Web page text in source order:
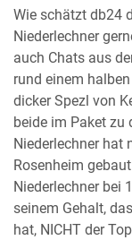
Wie schätzt db24
Niederlechner
auch Chats aus
rund einem
dicker Spezl von
beide im Paket zu
Niederlechner hat
Rosenheim
Niederlechner bei
seinem Gehalt,
hat, NICHT der